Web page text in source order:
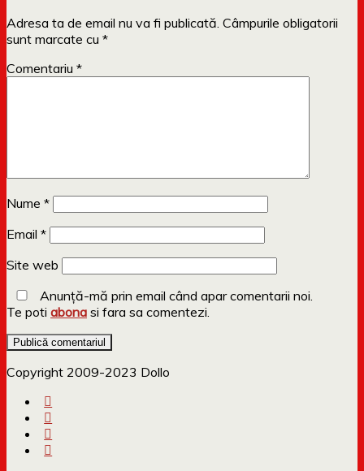
Adresa ta de email nu va fi publicată. Câmpurile obligatorii
sunt marcate cu *
Comentariu *
Nume *
Email *
Site web
Anunță-mă prin email când apar comentarii noi.
Te poti abona si fara sa comentezi.
Copyright 2009-2023 Dollo